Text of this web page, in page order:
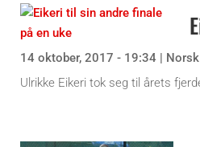
14 oktober, 2017 - 19:34
Norsk
Ulrikke Eikeri tok seg til årets